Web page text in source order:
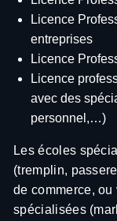
Licence
entreprises
Licence
Licence
avec des
personnel,…)
Les écoles
(tremplin,
de commerce,
spécialisées